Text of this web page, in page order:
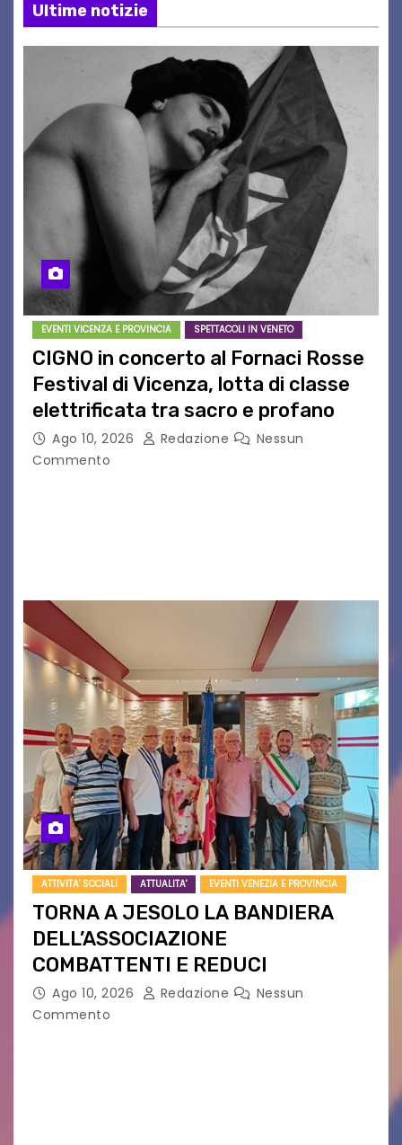
Ultime notizie
EVENTI VICENZA E PROVINCIA SPETTACOLI IN VENETO
CIGNO in concerto al Fornaci Rosse
Festival di Vicenza, lotta di classe
elettrificata tra sacro e profano
Ago 10, 2026 Redazione
Nessun
Commento
ATTIVITA' SOCIALI ATTUALITA' EVENTI VENEZIA E PROVINCIA
TORNA A JESOLO LA BANDIERA
DELL’ASSOCIAZIONE
COMBATTENTI E REDUCI
Ago 10, 2026 Redazione
Nessun
Commento